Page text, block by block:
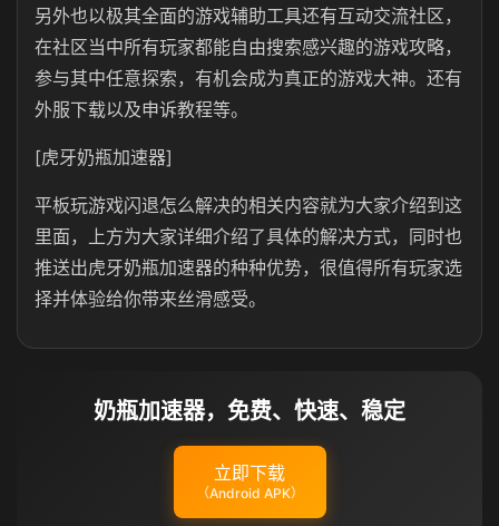
另外也以极其全面的游戏辅助工具还有互动交流社区，
在社区当中所有玩家都能自由搜索感兴趣的游戏攻略，
参与其中任意探索，有机会成为真正的游戏大神。还有
外服下载以及申诉教程等。
[虎牙奶瓶加速器]
平板玩游戏闪退怎么解决的相关内容就为大家介绍到这
里面，上方为大家详细介绍了具体的解决方式，同时也
推送出虎牙奶瓶加速器的种种优势，很值得所有玩家选
择并体验给你带来丝滑感受。
奶瓶加速器，免费、快速、稳定
立即下载
（Android APK）